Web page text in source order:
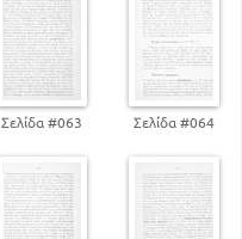
Σελίδα #063 Σελίδα #064